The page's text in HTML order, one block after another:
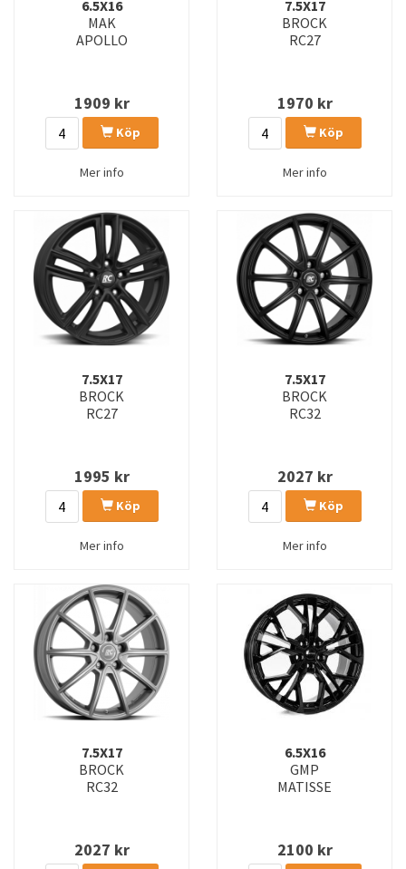
6.5X16
MAK
APOLLO
1909 kr
Köp
Mer info
7.5X17
BROCK
RC27
1970 kr
Köp
Mer info
7.5X17
BROCK
RC27
1995 kr
Köp
Mer info
7.5X17
BROCK
RC32
2027 kr
Köp
Mer info
7.5X17
BROCK
RC32
2027 kr
6.5X16
GMP
MATISSE
2100 kr